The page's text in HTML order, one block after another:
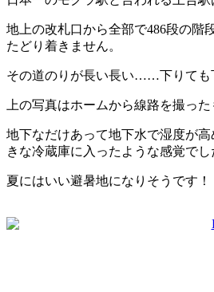
地上の改札口から全部で486段の階
たどり着きません。
その道のりが長い長い……下りても
上の写真はホームから線路を撮った
地下なだけあって地下水で湿度が
きな冷蔵庫に入ったような感覚でし
夏にはいい避暑地になりそうです！